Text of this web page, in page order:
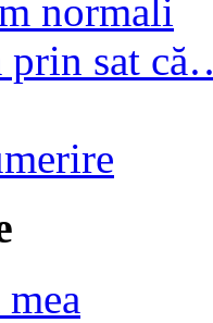
normali
prin sat